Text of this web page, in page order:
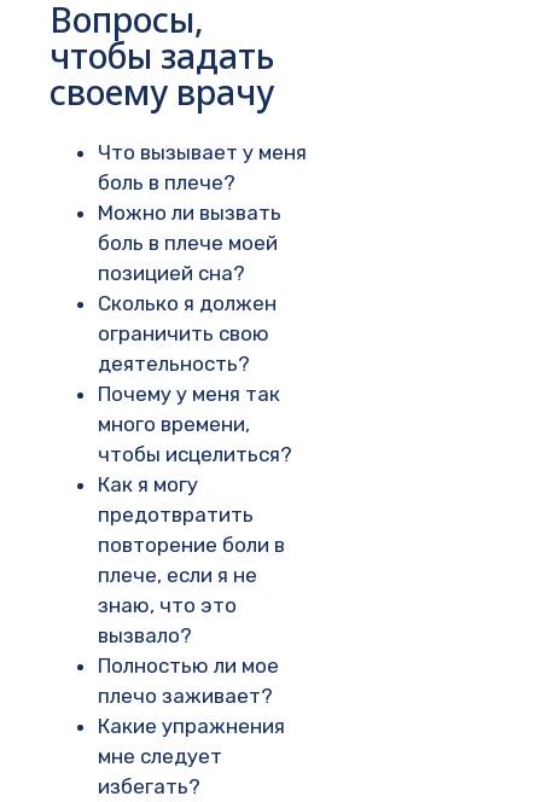
Вопросы,
чтобы задать
своему врачу
Что вызывает у меня
боль в плече?
Можно ли вызвать
боль в плече моей
позицией сна?
Сколько я должен
ограничить свою
деятельность?
Почему у меня так
много времени,
чтобы исцелиться?
Как я могу
предотвратить
повторение боли в
плече, если я не
знаю, что это
вызвало?
Полностью ли мое
плечо заживает?
Какие упражнения
мне следует
избегать?